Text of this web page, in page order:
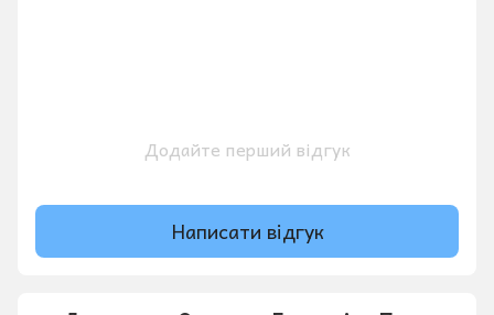
Додайте перший відгук
Написати відгук